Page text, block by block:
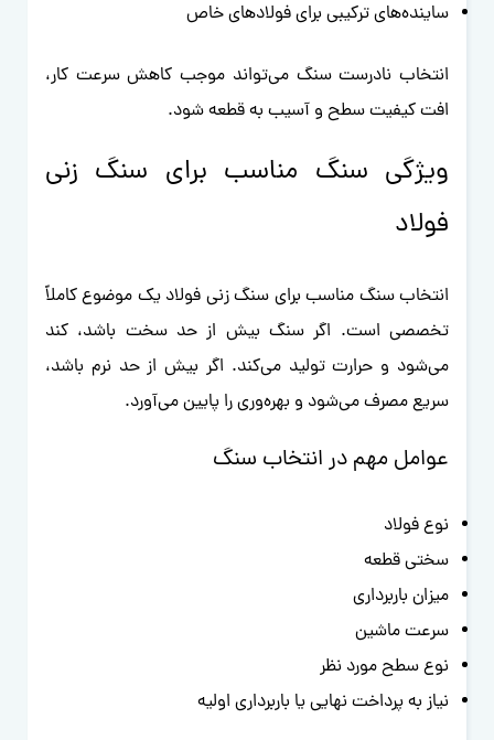
ساینده‌های ترکیبی برای فولادهای خاص
انتخاب نادرست سنگ می‌تواند موجب کاهش سرعت کار،
افت کیفیت سطح و آسیب به قطعه شود.
ویژگی سنگ مناسب برای سنگ زنی
فولاد
انتخاب سنگ مناسب برای سنگ زنی فولاد یک موضوع کاملاً
تخصصی است. اگر سنگ بیش از حد سخت باشد، کند
می‌شود و حرارت تولید می‌کند. اگر بیش از حد نرم باشد،
سریع مصرف می‌شود و بهره‌وری را پایین می‌آورد.
عوامل مهم در انتخاب سنگ
نوع فولاد
سختی قطعه
میزان باربرداری
سرعت ماشین
نوع سطح مورد نظر
نیاز به پرداخت نهایی یا باربرداری اولیه